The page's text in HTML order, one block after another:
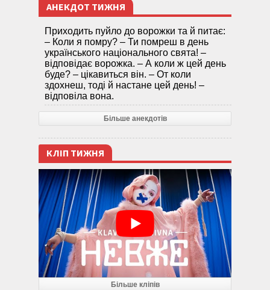
АНЕКДОТ ТИЖНЯ
Приходить пуйло до ворожки та й питає:
– Коли я помру? – Ти помреш в день
українського національного свята! –
відповідає ворожка. – А коли ж цей день
буде? – цікавиться він. – От коли
здохнеш, тоді й настане цей день! –
відповіла вона.
Більше анекдотів
КЛІП ТИЖНЯ
Більше кліпів